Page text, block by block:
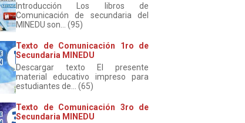
Introducción Los libros de
Comunicación de secundaria del
MINEDU son... (95)
Texto de Comunicación 1ro de
Secundaria MINEDU
Descargar texto El presente
material educativo impreso para
estudiantes de... (65)
Texto de Comunicación 3ro de
Secundaria MINEDU